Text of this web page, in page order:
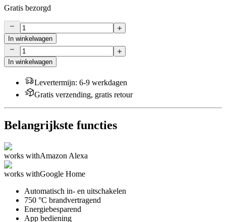
Gratis bezorgd
In winkelwagen
In winkelwagen
Levertermijn: 6-9 werkdagen
Gratis verzending, gratis retour
Belangrijkste functies
works withAmazon Alexa
works withGoogle Home
Automatisch in- en uitschakelen
750 °C brandvertragend
Energiebesparend
App bediening